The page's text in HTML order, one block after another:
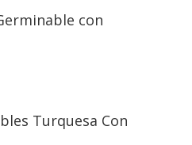
con
Turquesa Con